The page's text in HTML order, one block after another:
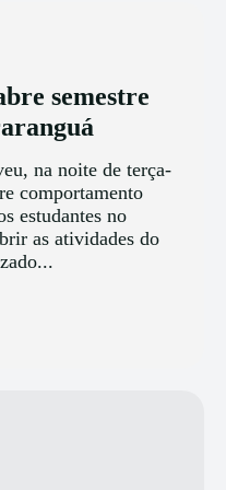
semestre
na noite de terça-
comportamento
estudantes no
as atividades do